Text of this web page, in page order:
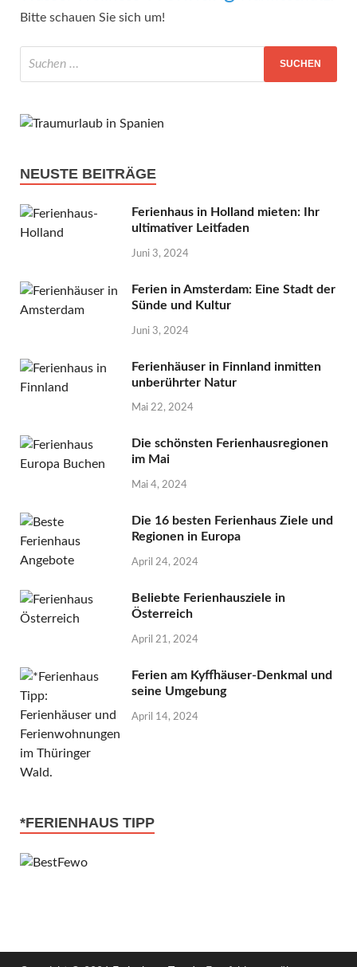
Bitte schauen Sie sich um!
NEUSTE BEITRÄGE
Ferienhaus in Holland mieten: Ihr
ultimativer Leitfaden
Juni 3, 2024
Ferien in Amsterdam: Eine Stadt der
Sünde und Kultur
Juni 3, 2024
Ferienhäuser in Finnland inmitten
unberührter Natur
Mai 22, 2024
Die schönsten Ferienhausregionen
im Mai
Mai 4, 2024
Die 16 besten Ferienhaus Ziele und
Regionen in Europa
April 24, 2024
Beliebte Ferienhausziele in
Österreich
April 21, 2024
Ferien am Kyffhäuser-Denkmal und
seine Umgebung
April 14, 2024
*FERIENHAUS TIPP